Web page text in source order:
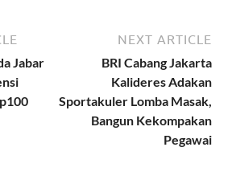
Jabar
NEXT ARTICLE
BRI Cabang Jakarta
Kalideres Adakan
Sportakuler Lomba Masak,
Bangun Kekompakan
Pegawai